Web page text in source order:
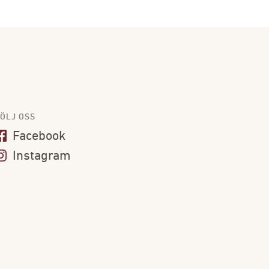
OSS
Facebook
Instagram